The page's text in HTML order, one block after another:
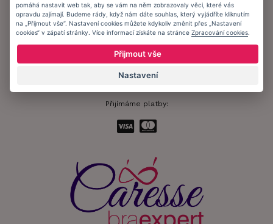
Informační memorandum
Zůstaňte s námi v kontaktu.
Přijímáme platby:
pomáhá nastavit web tak, aby se vám na něm zobrazovaly věci, které vás
opravdu zajímají. Budeme rády, když nám dáte souhlas, který vyjádříte kliknutím
na „Přijmout vše“. Nastavení cookies můžete kdykoliv změnit přes „Nastavení
cookies“ v zápatí stránky. Více informací získáte na stránce Zpracování cookies
Přijmout vše
Nastavení